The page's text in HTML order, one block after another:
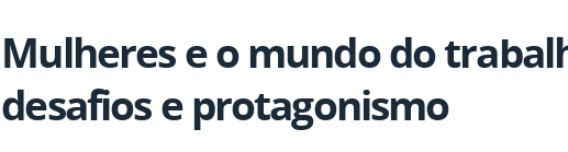
Mulheres e o mundo do
desafios e protagonismo